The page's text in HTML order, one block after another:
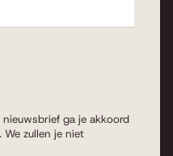
ga je akkoord
. We zullen je niet